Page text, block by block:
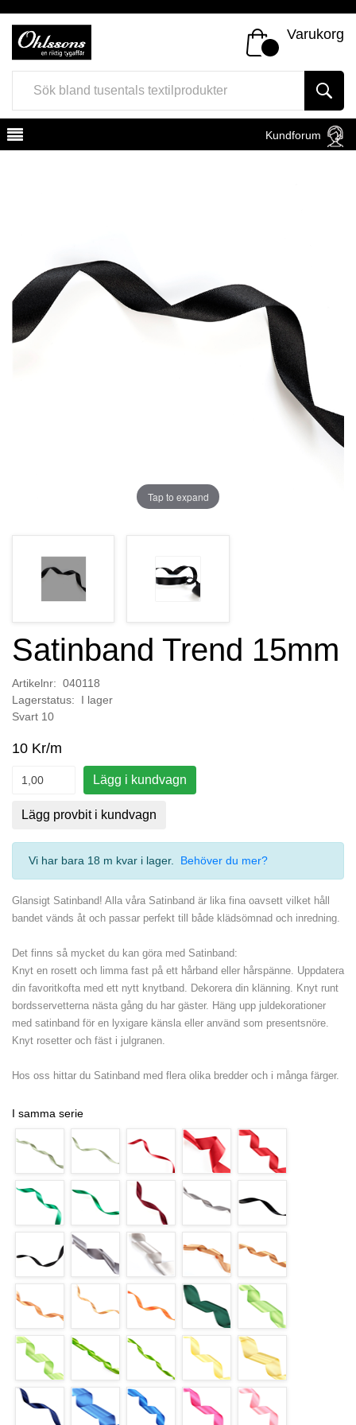
Varukorg
Kundforum
Tap to expand
Satinband Trend 15mm
Artikelnr: 040118
Lagerstatus: I lager
Svart 10
10 Kr/m
Lägg i kundvagn
Lägg provbit i kundvagn
Vi har bara 18 m kvar i lager. Behöver du mer?
Glansigt Satinband! Alla våra Satinband är lika fina oavsett vilket håll
bandet vänds åt och passar perfekt till både klädsömnad och inredning.
Det finns så mycket du kan göra med Satinband:
Knyt en rosett och limma fast på ett hårband eller hårspänne. Uppdatera
din favoritkofta med ett nytt knytband. Dekorera din klänning. Knyt runt
bordsservetterna nästa gång du har gäster. Häng upp juldekorationer
med satinband för en lyxigare känsla eller använd som presentsnöre.
Knyt rosetter och fäst i julgranen.
Hos oss hittar du Satinband med flera olika bredder och i många färger.
I samma serie